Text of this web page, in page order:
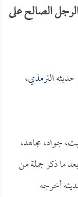
الصالح على
الترمذي،
جواد، مجاهد،
ما ذكر جملة من
أخرجه